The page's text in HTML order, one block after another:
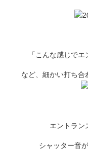
「こんな感じで
など、細かい打ち合
エントラン
シャッター音